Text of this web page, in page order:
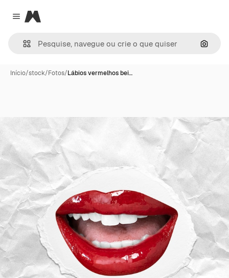
Close menu
Magnific
Início/stock/Fotos/Lábios vermelhos bei…